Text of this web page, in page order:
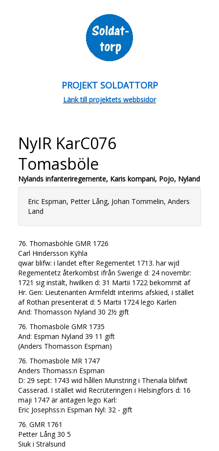
PROJEKT SOLDATTORP
Länk till projektets webbsidor
NyIR KarC076
Tomasböle
Nylands infanteriregemente, Karis kompani, Pojo, Nyland
Eric Espman, Petter Lång, Johan Tommelin, Anders
Land
76. Thomasböhle GMR 1726
Carl Hindersson Kÿhla
qwar blifw: i landet efter Regementet 1713. har wjd
Regementetz återkombst ifrån Swerige d: 24 novembr:
1721 sig instält, hwilken d: 31 Martii 1722 bekommit af
Hr. Gen: Lieutenanten Armfeldt interims afskied, i stället
af Rothan presenterat d: 5 Martii 1724 lego Karlen
And: Thomasson Nyland 30 2½ gift
76. Thomasböle GMR 1735
And: Espman Nyland 39 11 gift
(Anders Thomasson Espman)
76. Thomasböle MR 1747
Anders Thomass:n Espman
D: 29 sept: 1743 wid hållen Munstring i Thenala blifwit
Casserad. I stället wid Recrüteringen i Helsingfors d: 16
maji 1747 är antagen lego Karl:
Eric Josephss:n Espman Nyl: 32 - gift
76. GMR 1761
Petter Lång 30 5
Siuk i Stralsund